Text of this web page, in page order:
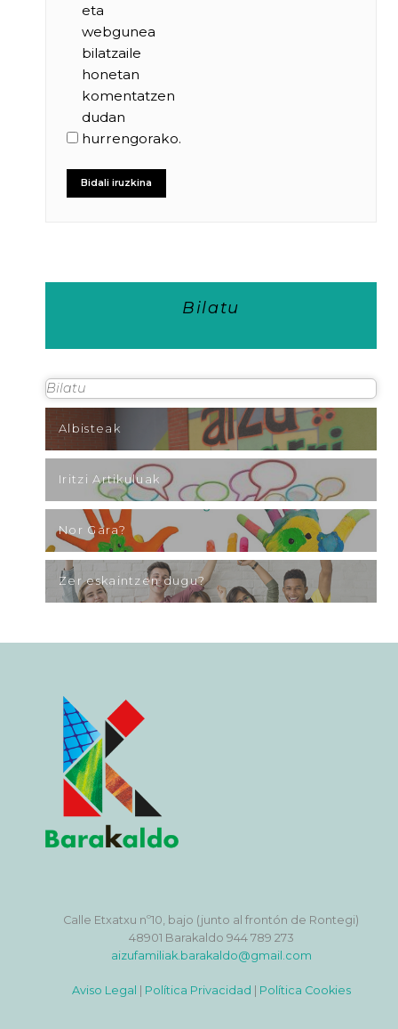
eta
webgunea
bilatzaile
honetan
komentatzen
dudan
hurrengorako.
Bilatu
Albisteak
Iritzi Artikuluak
Nor Gara?
Zer eskaintzen dugu?
Calle Etxatxu nº10, bajo (junto al frontón de Rontegi)
48901 Barakaldo 944 789 273
aizufamiliak.barakaldo@gmail.com
Aviso Legal Política Privacidad Política Cookies